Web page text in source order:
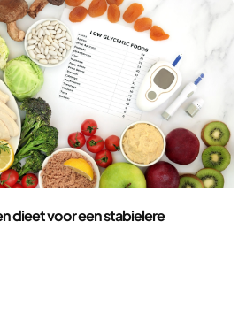
stijgt. In deze gids
met een lage
tips om maaltijden te
glycemische index.
dieet voor een stabielere